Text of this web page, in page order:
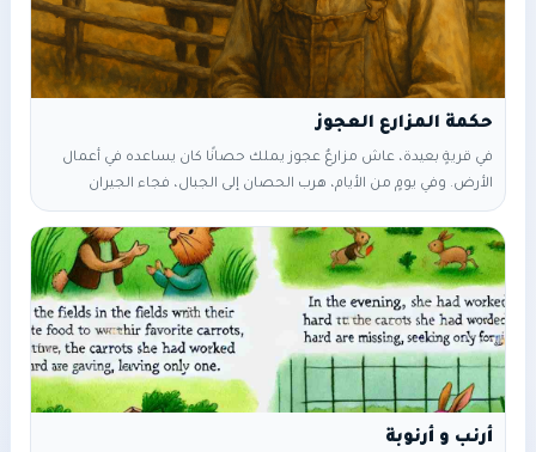
حكمة المزارع العجوز
في قريةٍ بعيدة، عاش مزارعٌ عجوز يملك حصانًا كان يساعده في أعمال
الأرض. وفي يومٍ من الأيام، هرب الحصان إلى الجبال، فجاء الجيران
يواسونه قائلين: “يا للخسارة الكبيرة!” ابتسم العجوز وقال بهدوء: “ربما…
خير.” بعد أيام عاد الحصان ومعه مجموعة خيول برية، فقال الجيران
بدهشة: “يا للحظ العظيم!” فأجاب العجوز: “ربما… خير.” حاول ابن المزارع
ترويض أحد الخيول البرية، فسقط وانكسرت ساقه. جاء الجيران وقالوا
بحزن: “يا للمصيبة!” فقال العجوز: “ربما… خير.” بعد أسبوع،
أرنب و أرنوبة